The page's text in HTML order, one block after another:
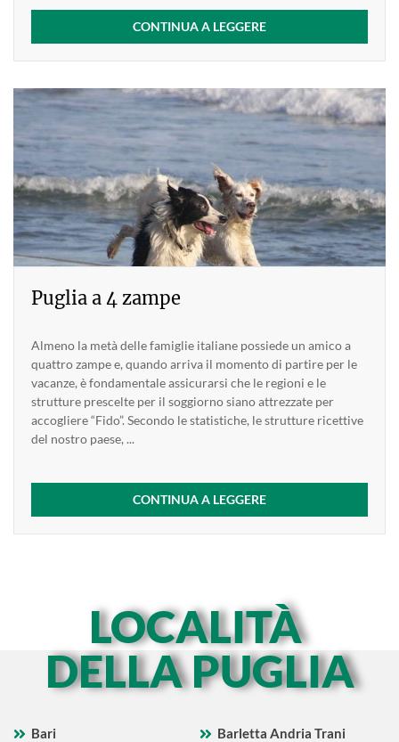
CONTINUA A LEGGERE
Puglia a 4 zampe
Almeno la metà delle famiglie italiane possiede un amico a
quattro zampe e, quando arriva il momento di partire per le
vacanze, è fondamentale assicurarsi che le regioni e le
strutture prescelte per il soggiorno siano attrezzate per
accogliere “Fido”. Secondo le statistiche, le strutture ricettive
del nostro paese, ...
CONTINUA A LEGGERE
LOCALITÀ
DELLA PUGLIA
Bari
Barletta Andria Trani